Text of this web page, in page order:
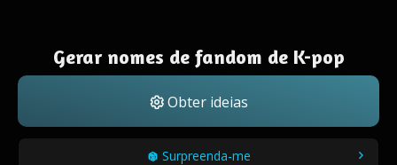
Gerar nomes de fandom de K-pop
Obter ideias
Surpreenda-me